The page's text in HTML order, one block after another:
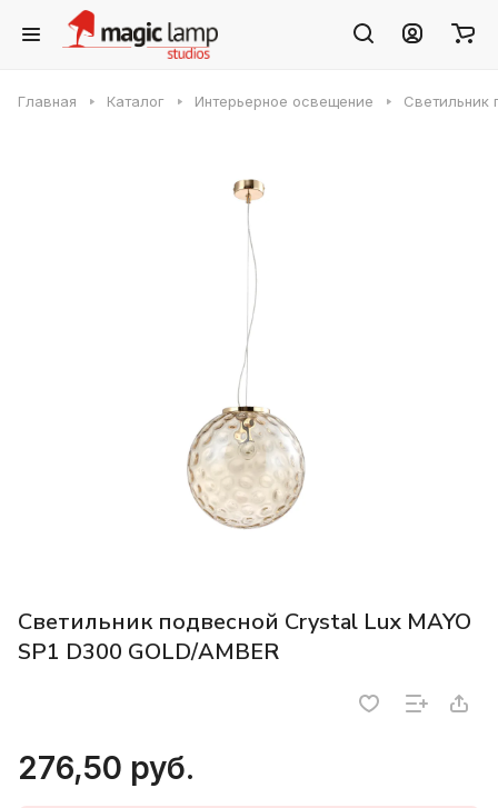
Главная Каталог Интерьерное освещение Светильник
Светильник подвесной Crystal Lux MAYO
SP1 D300 GOLD/AMBER
276,50 руб.